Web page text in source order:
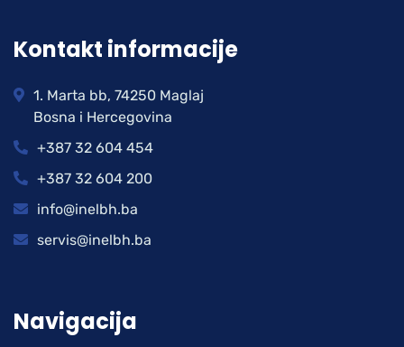
Kontakt informacije
1. Marta bb, 74250 Maglaj
Bosna i Hercegovina
+387 32 604 454
+387 32 604 200
info@inelbh.ba
servis@inelbh.ba
Navigacija